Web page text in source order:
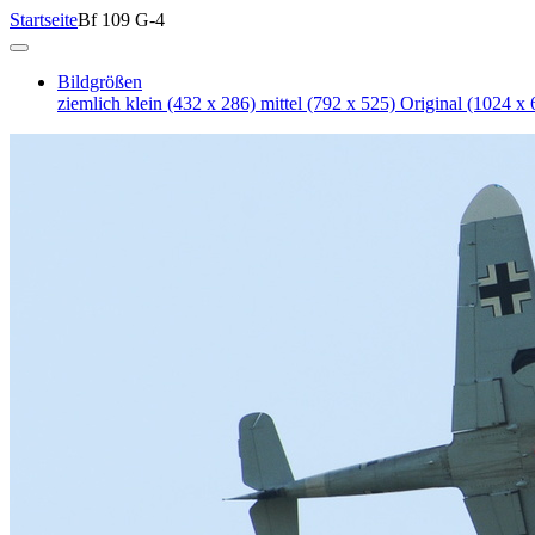
StartseiteBf 109 G-4
Bildgrößen
ziemlich klein (432 x 286) mittel (792 x 525) Original (1024 x